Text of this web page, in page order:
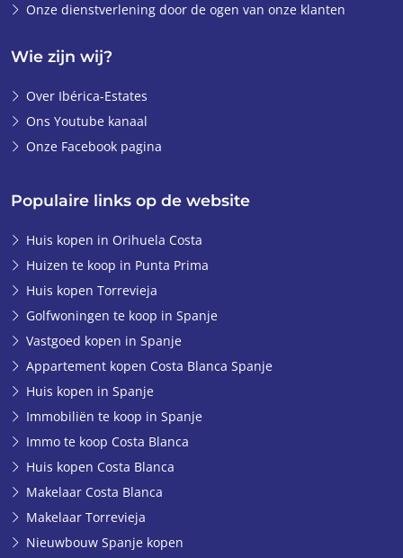
Populaire links op de website
Huis kopen in Orihuela Costa
Huizen te koop in Punta Prima
Huis kopen Torrevieja
Golfwoningen te koop in Spanje
Vastgoed kopen in Spanje
Appartement kopen Costa Blanca Spanje
Huis kopen in Spanje
Immobiliën te koop in Spanje
Immo te koop Costa Blanca
Huis kopen Costa Blanca
Makelaar Costa Blanca
Makelaar Torrevieja
Nieuwbouw Spanje kopen
Onze dienstverlening door de ogen van onze klanten
Wie zijn wij?
Over Ibérica-Estates
Ons Youtube kanaal
Onze Facebook pagina